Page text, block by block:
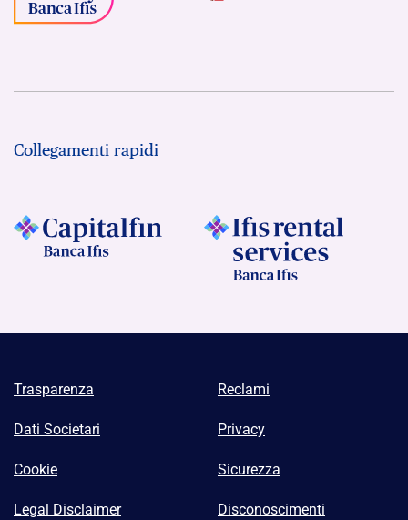
Collegamenti rapidi
Trasparenza Reclami
Dati Societari Privacy
Cookie Sicurezza
Legal Disclaimer Disconoscimenti